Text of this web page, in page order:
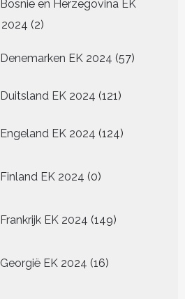
Bosnië en Herzegovina EK
2024 22
Denemarken EK 2024 5757
Duitsland EK 2024 121121
Engeland EK 2024 124124
Finland EK 2024 0
producten
Frankrijk EK 2024 149149
Georgië EK 2024 16
producten